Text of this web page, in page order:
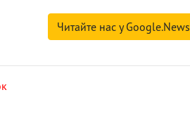
Читайте нас у Google.News